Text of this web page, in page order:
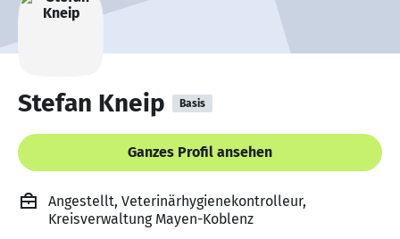
Stefan Kneip Basis
Ganzes Profil ansehen
Angestellt, Veterinärhygienekontrolleur,
Kreisverwaltung Mayen-Koblenz